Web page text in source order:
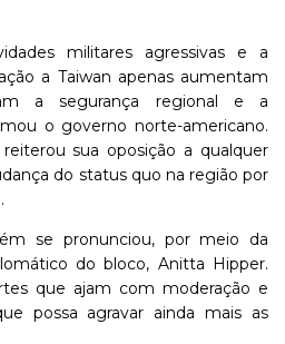
militares agressivas e a
a Taiwan apenas aumentam
a segurança regional e a
o governo norte-americano.
sua oposição a qualquer
do status quo na região por
se pronunciou, por meio da
do bloco, Anitta Hipper.
que ajam com moderação e
possa agravar ainda mais as